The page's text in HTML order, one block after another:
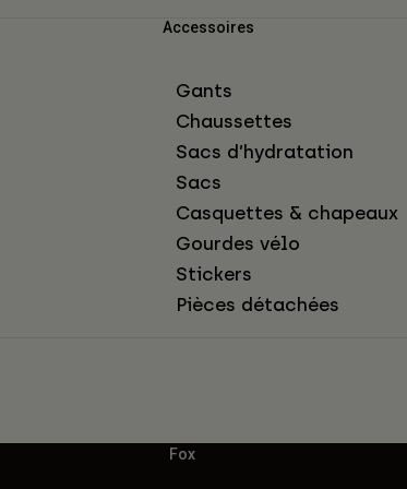
Accessoires
Gants
Chaussettes
Sacs d’hydratation
Sacs
Casquettes & chapeaux
Gourdes vélo
Stickers
Pièces détachées
Fox